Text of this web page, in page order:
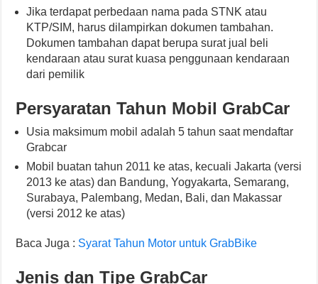
Jika terdapat perbedaan nama pada STNK atau
KTP/SIM, harus dilampirkan dokumen tambahan.
Dokumen tambahan dapat berupa surat jual beli
kendaraan atau surat kuasa penggunaan kendaraan
dari pemilik
Persyaratan Tahun Mobil GrabCar
Usia maksimum mobil adalah 5 tahun saat mendaftar
Grabcar
Mobil buatan tahun 2011 ke atas, kecuali Jakarta (versi
2013 ke atas) dan Bandung, Yogyakarta, Semarang,
Surabaya, Palembang, Medan, Bali, dan Makassar
(versi 2012 ke atas)
Baca Juga : Syarat Tahun Motor untuk GrabBike
Jenis dan Tipe GrabCar